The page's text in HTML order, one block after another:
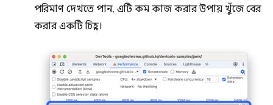
পরিমাণ দেখতে পান, এটি কম কাজ করার উপায় খুঁজে বের
করার একটি চিহ্ন।